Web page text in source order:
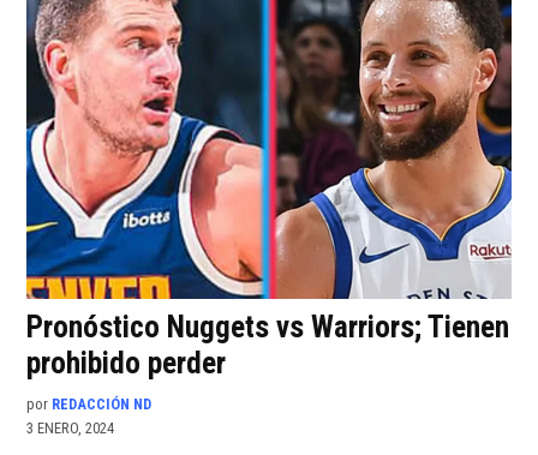
Pronóstico Nuggets vs Warriors; Tienen
prohibido perder
por REDACCIÓN ND
3 ENERO, 2024